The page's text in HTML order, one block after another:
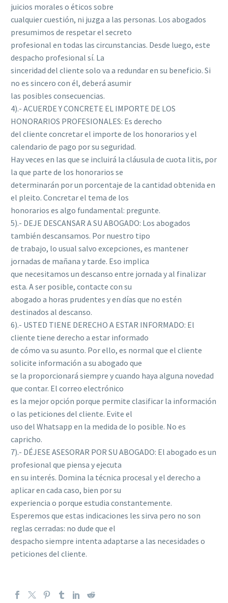
juicios morales o éticos sobre
cualquier cuestión, ni juzga a las personas. Los abogados
presumimos de respetar el secreto
profesional en todas las circunstancias. Desde luego, este
despacho profesional sí. La
sinceridad del cliente solo va a redundar en su beneficio. Si
no es sincero con él, deberá asumir
las posibles consecuencias.
4).- ACUERDE Y CONCRETE EL IMPORTE DE LOS
HONORARIOS PROFESIONALES: Es derecho
del cliente concretar el importe de los honorarios y el
calendario de pago por su seguridad.
Hay veces en las que se incluirá la cláusula de cuota litis, por
la que parte de los honorarios se
determinarán por un porcentaje de la cantidad obtenida en
el pleito. Concretar el tema de los
honorarios es algo fundamental: pregunte.
5).- DEJE DESCANSAR A SU ABOGADO: Los abogados
también descansamos. Por nuestro tipo
de trabajo, lo usual salvo excepciones, es mantener
jornadas de mañana y tarde. Eso implica
que necesitamos un descanso entre jornada y al finalizar
esta. A ser posible, contacte con su
abogado a horas prudentes y en días que no estén
destinados al descanso.
6).- USTED TIENE DERECHO A ESTAR INFORMADO: El
cliente tiene derecho a estar informado
de cómo va su asunto. Por ello, es normal que el cliente
solicite información a su abogado que
se la proporcionará siempre y cuando haya alguna novedad
que contar. El correo electrónico
es la mejor opción porque permite clasificar la información
o las peticiones del cliente. Evite el
uso del Whatsapp en la medida de lo posible. No es
capricho.
7).- DÉJESE ASESORAR POR SU ABOGADO: El abogado es un
profesional que piensa y ejecuta
en su interés. Domina la técnica procesal y el derecho a
aplicar en cada caso, bien por su
experiencia o porque estudia constantemente.
Esperemos que estas indicaciones les sirva pero no son
reglas cerradas: no dude que el
despacho siempre intenta adaptarse a las necesidades o
peticiones del cliente.